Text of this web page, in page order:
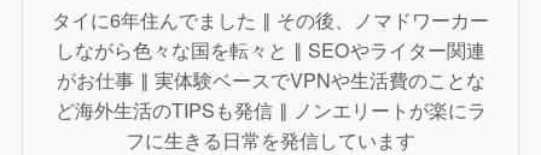
タイに6年住んでました ‖ その後、ノマドワーカー
しながら色々な国を転々と ‖ SEOやライター関連
がお仕事 ‖ 実体験ベースでVPNや生活費のことな
ど海外生活のTIPSも発信 ‖ ノンエリートが楽にラ
フに生きる日常を発信しています